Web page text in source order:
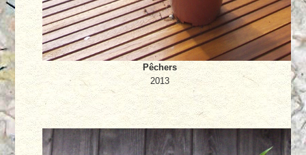
Pêchers
2013